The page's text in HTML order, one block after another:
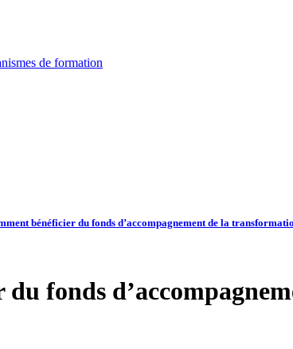
de formation
bénéficier du fonds d’accompagnement de la
fonds